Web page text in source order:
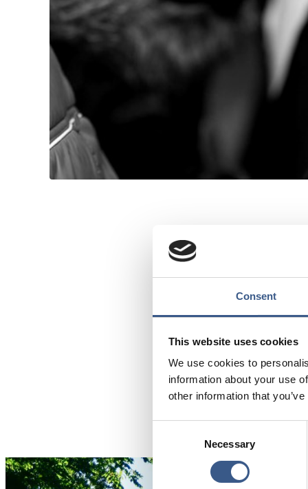
Consent
This website uses cookies
We use cookies to
information about your use
other information that
Necessary
Konferencen
normer og
Er manglende
Till anmälan